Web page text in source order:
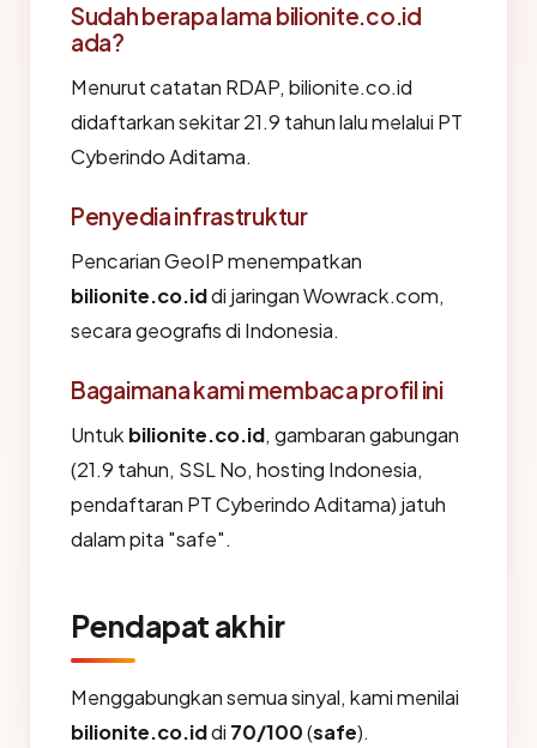
Sudah berapa lama bilionite.co.id
ada?
Menurut catatan RDAP, bilionite.co.id
didaftarkan sekitar 21.9 tahun lalu melalui PT
Cyberindo Aditama.
Penyedia infrastruktur
Pencarian GeoIP menempatkan
bilionite.co.iddi jaringan Wowrack.com,
secara geografis di Indonesia.
Bagaimana kami membaca profil ini
Untuk bilionite.co.id, gambaran gabungan
(21.9 tahun, SSL No, hosting Indonesia,
pendaftaran PT Cyberindo Aditama) jatuh
dalam pita "safe".
Pendapat akhir
Menggabungkan semua sinyal, kami menilai
bilionite.co.iddi 70/100(safe).